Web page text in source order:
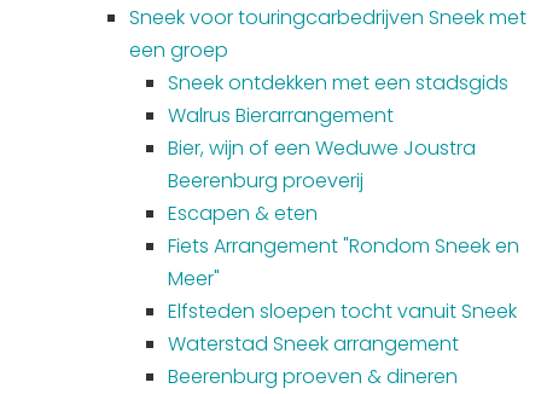
Sneek voor touringcarbedrijven Sneek met
een groep
Sneek ontdekken met een stadsgids
Walrus Bierarrangement
Bier, wijn of een Weduwe Joustra
Beerenburg proeverij
Escapen & eten
Fiets Arrangement "Rondom Sneek en
Meer"
Elfsteden sloepen tocht vanuit Sneek
Waterstad Sneek arrangement
Beerenburg proeven & dineren